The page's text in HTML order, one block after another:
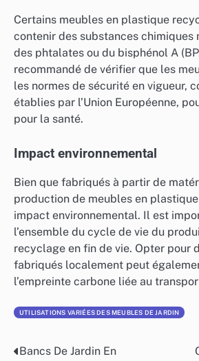
Certains meubles en plastique
contenir des substances chimiques
des phtalates ou du bisphénol A
recommandé de vérifier que les
les normes de sécurité en vigueur,
établies par l’Union Européenne,
pour la santé.
Impact environnemental
Bien que fabriqués à partir de
production de meubles en
impact environnemental. Il est
l’ensemble du cycle de vie du
recyclage en fin de vie. Opter pour
fabriqués localement peut
l’empreinte carbone liée au
UTILISATIONS VARIÉES DES MEUBLES DE JARDIN
Post
Bancs De Jardin En